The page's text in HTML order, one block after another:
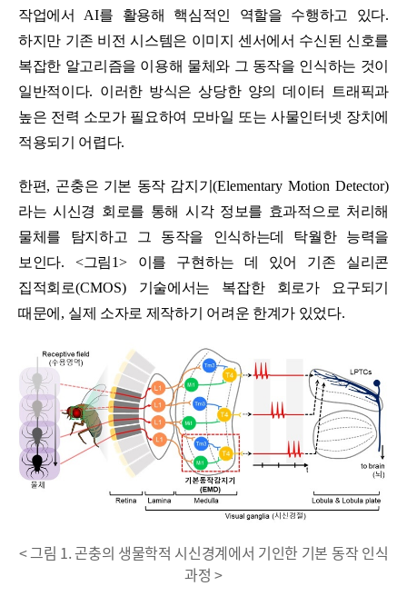
작업에서 AI를 활용해 핵심적인 역할을 수행하고 있다.
하지만 기존 비전 시스템은 이미지 센서에서 수신된 신호를
복잡한 알고리즘을 이용해 물체와 그 동작을 인식하는 것이
일반적이다. 이러한 방식은 상당한 양의 데이터 트래픽과
높은 전력 소모가 필요하여 모바일 또는 사물인터넷 장치에
적용되기 어렵다.
한편, 곤충은 기본 동작 감지기(Elementary Motion Detector)
라는 시신경 회로를 통해 시각 정보를 효과적으로 처리해
물체를 탐지하고 그 동작을 인식하는데 탁월한 능력을
보인다. <그림1> 이를 구현하는 데 있어 기존 실리콘
집적회로(CMOS) 기술에서는 복잡한 회로가 요구되기
때문에 , 실제 소자로 제작하기 어려운 한계가 있었다.
< 그림 1. 곤충의 생물학적 시신경계에서 기인한 기본 동작 인식
과정 >